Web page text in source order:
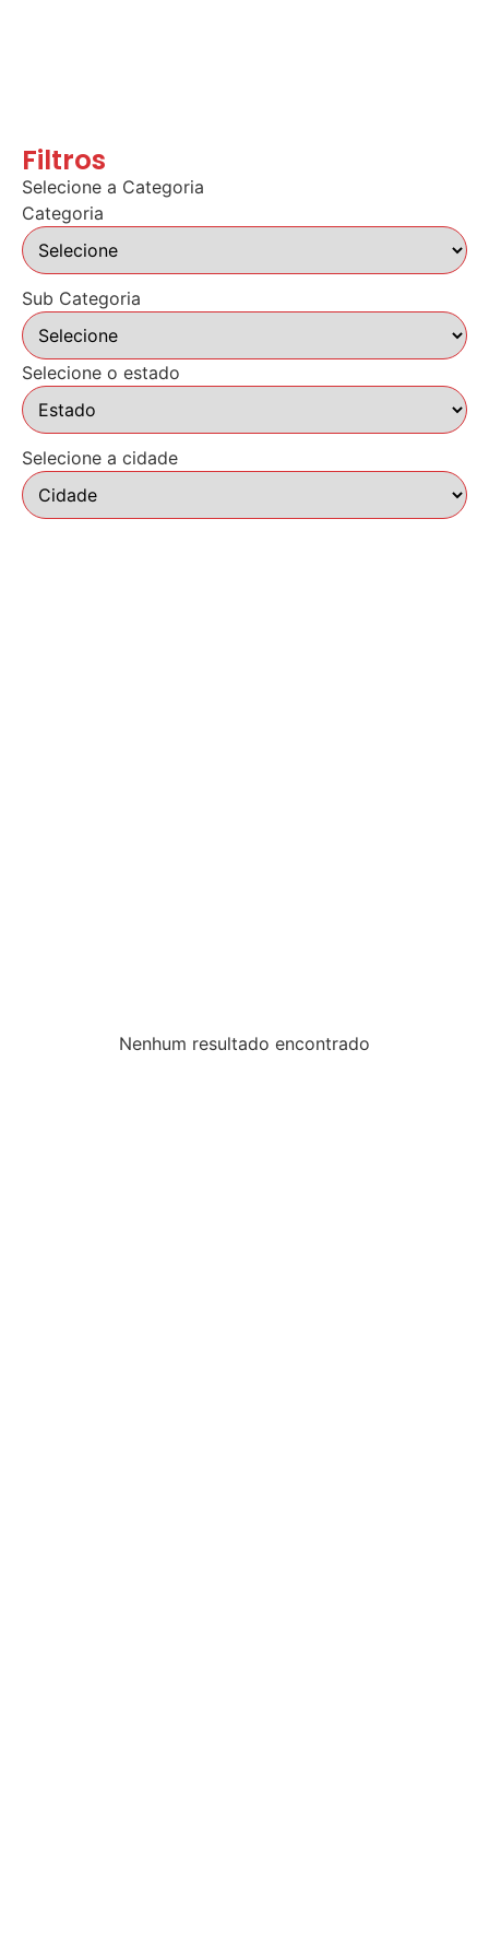
Filtros
Selecione a Categoria
Categoria
Sub Categoria
Selecione o estado
Selecione a cidade
Nenhum resultado encontrado